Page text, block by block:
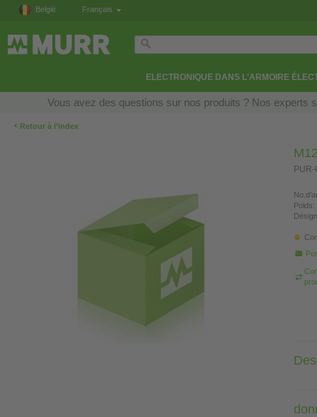
België Français
ELECTRONIQUE DANS L'ARMOIRE
Vous avez des questions sur nos produits ? Nos experts
‹ Retour à l’index
Poids: